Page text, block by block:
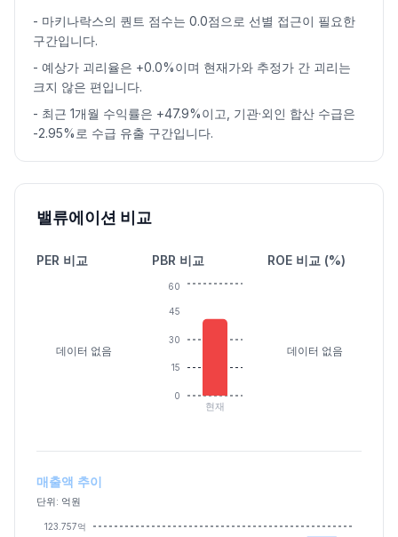
- 마키나락스의 퀀트 점수는 0.0점으로 선별 접근이 필요한
구간입니다.
- 예상가 괴리율은 +0.0%이며 현재가와 추정가 간 괴리는
크지 않은 편입니다.
- 최근 1개월 수익률은 +47.9%이고, 기관·외인 합산 수급은
-2.95%로 수급 유출 구간입니다.
밸류에이션 비교
PER 비교
데이터 없음
PBR 비교
현재
0
15
30
45
60
ROE 비교 (%)
데이터 없음
매출액 추이
단위: 억원
123.757억